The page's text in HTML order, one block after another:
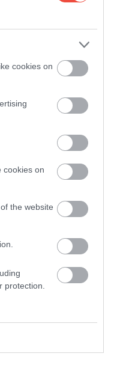
cookies on
cookies on
the website
Shutterstock